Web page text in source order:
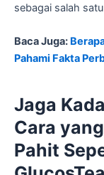
sebagai salah
Baca Juga:
Pahami Fakta
Jaga
Cara
Pahit